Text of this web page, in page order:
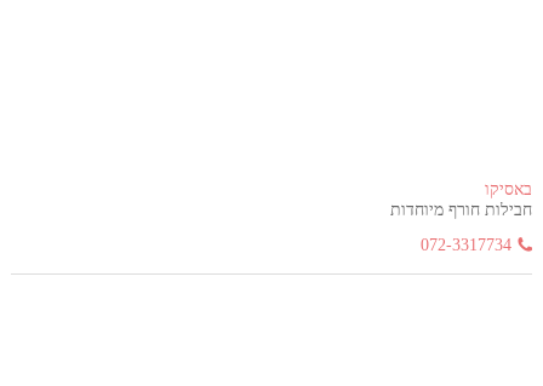
באסיקו
חבילות חורף מיוחדות
072-3317734